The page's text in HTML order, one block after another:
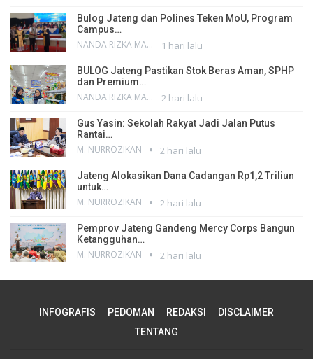
Bulog Jateng dan Polines Teken MoU, Program
Campus…
NANDA RIZKA MAHENDRA 1 hari lalu
BULOG Jateng Pastikan Stok Beras Aman, SPHP
dan Premium…
NANDA RIZKA MAHENDRA 2 hari lalu
Gus Yasin: Sekolah Rakyat Jadi Jalan Putus
Rantai…
M. NURROZIKAN 2 hari lalu
Jateng Alokasikan Dana Cadangan Rp1,2 Triliun
untuk…
M. NURROZIKAN 2 hari lalu
Pemprov Jateng Gandeng Mercy Corps Bangun
Ketangguhan…
M. NURROZIKAN 2 hari lalu
INFOGRAFIS PEDOMAN REDAKSI
DISCLAIMER
TENTANG